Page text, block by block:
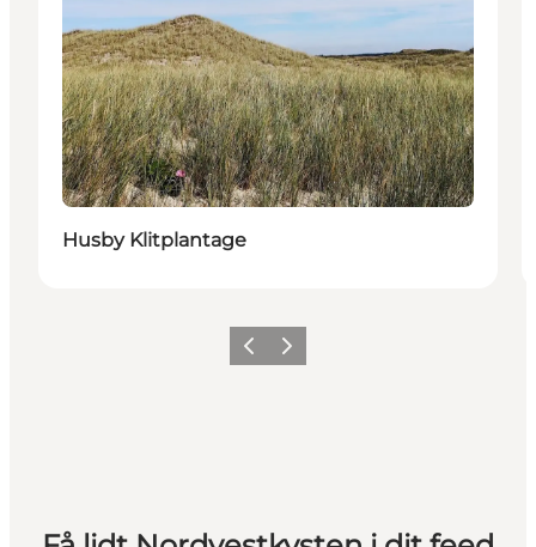
Husby Klitplantage
ForrigeNæste